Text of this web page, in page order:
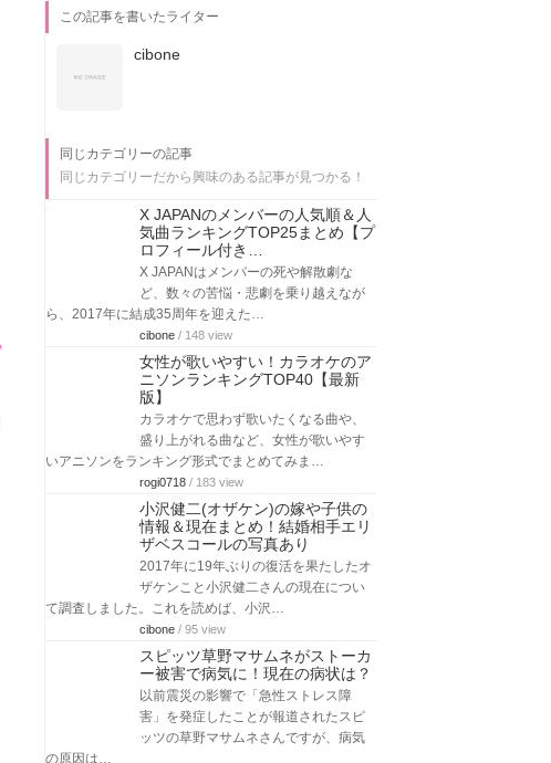
この記事を書いたライター
cibone
同じカテゴリーの記事
同じカテゴリーだから興味のある記事が見つかる！
X JAPANのメンバーの人気順＆人
気曲ランキングTOP25まとめ【プ
ロフィール付き…
X JAPANはメンバーの死や解散劇な
ど、数々の苦悩・悲劇を乗り越えなが
ら、2017年に結成35周年を迎えた…
cibone / 148 view
女性が歌いやすい！カラオケのア
ニソンランキングTOP40【最新
版】
カラオケで思わず歌いたくなる曲や、
盛り上がれる曲など、女性が歌いやす
いアニソンをランキング形式でまとめてみま…
rogi0718 / 183 view
小沢健二(オザケン)の嫁や子供の
情報＆現在まとめ！結婚相手エリ
ザベスコールの写真あり
2017年に19年ぶりの復活を果たしたオ
ザケンこと小沢健二さんの現在につい
て調査しました。これを読めば、小沢…
cibone / 95 view
スピッツ草野マサムネがストーカ
ー被害で病気に！現在の病状は？
以前震災の影響で「急性ストレス障
害」を発症したことが報道されたスピ
ッツの草野マサムネさんですが、病気
の原因は…